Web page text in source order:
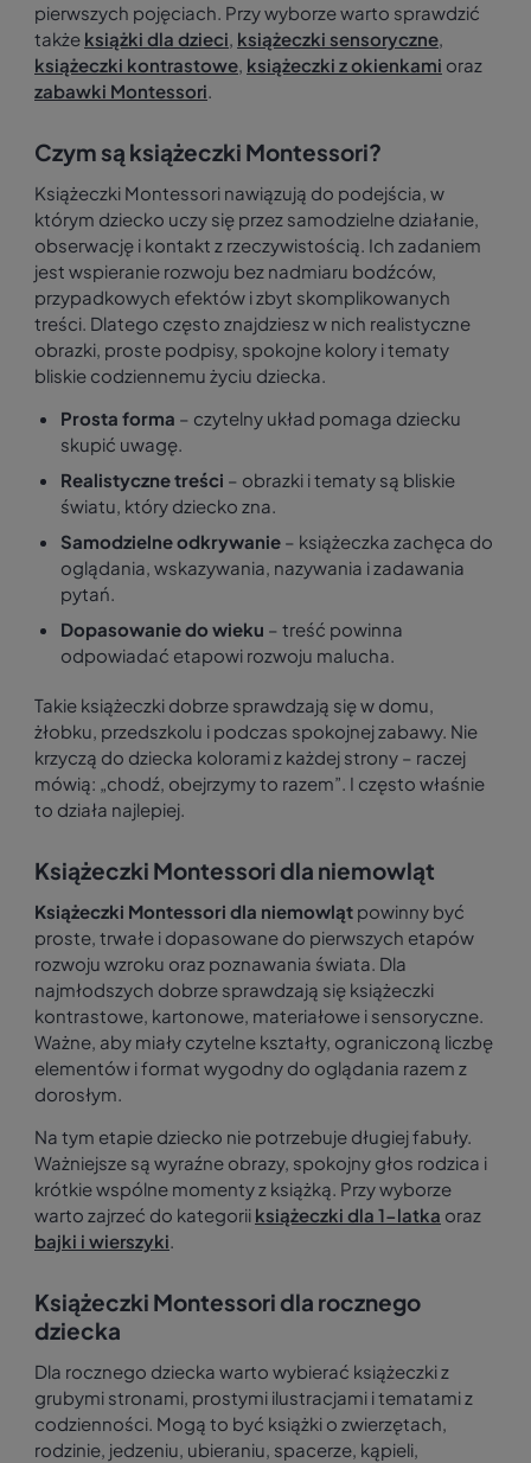
pierwszych pojęciach. Przy wyborze warto sprawdzić
także książki dla dzieci, książeczki sensoryczne,
książeczki kontrastowe, książeczki z okienkami oraz
zabawki Montessori.
Czym są książeczki Montessori?
Książeczki Montessori nawiązują do podejścia, w
którym dziecko uczy się przez samodzielne działanie,
obserwację i kontakt z rzeczywistością. Ich zadaniem
jest wspieranie rozwoju bez nadmiaru bodźców,
przypadkowych efektów i zbyt skomplikowanych
treści. Dlatego często znajdziesz w nich realistyczne
obrazki, proste podpisy, spokojne kolory i tematy
bliskie codziennemu życiu dziecka.
Prosta forma – czytelny układ pomaga dziecku
skupić uwagę.
Realistyczne treści – obrazki i tematy są bliskie
światu, który dziecko zna.
Samodzielne odkrywanie – książeczka zachęca do
oglądania, wskazywania, nazywania i zadawania
pytań.
Dopasowanie do wieku – treść powinna
odpowiadać etapowi rozwoju malucha.
Takie książeczki dobrze sprawdzają się w domu,
żłobku, przedszkolu i podczas spokojnej zabawy. Nie
krzyczą do dziecka kolorami z każdej strony – raczej
mówią: „chodź, obejrzymy to razem”. I często właśnie
to działa najlepiej.
Książeczki Montessori dla niemowląt
Książeczki Montessori dla niemowląt powinny być
proste, trwałe i dopasowane do pierwszych etapów
rozwoju wzroku oraz poznawania świata. Dla
najmłodszych dobrze sprawdzają się książeczki
kontrastowe, kartonowe, materiałowe i sensoryczne.
Ważne, aby miały czytelne kształty, ograniczoną liczbę
elementów i format wygodny do oglądania razem z
dorosłym.
Na tym etapie dziecko nie potrzebuje długiej fabuły.
Ważniejsze są wyraźne obrazy, spokojny głos rodzica i
krótkie wspólne momenty z książką. Przy wyborze
warto zajrzeć do kategorii książeczki dla 1-latka oraz
bajki i wierszyki.
Książeczki Montessori dla rocznego
dziecka
Dla rocznego dziecka warto wybierać książeczki z
grubymi stronami, prostymi ilustracjami i tematami z
codzienności. Mogą to być książki o zwierzętach,
rodzinie, jedzeniu, ubieraniu, spacerze, kąpieli,